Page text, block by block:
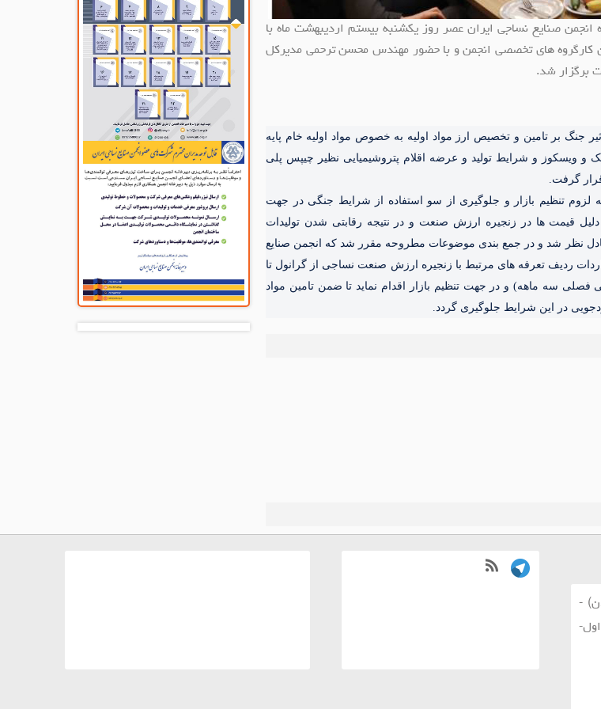
صنایع نساجی ایران عصر روز یکشنبه بیستم اردیبهشت ماه با
کارگروه های تخصصی انجمن و با حضور مهندس محسن ترحمی مدیرکل
برگزار شد.
بر تامین و تخصیص ارز مواد اولیه به خصوص مواد اولیه خام پایه
و ویسکوز و شرایط تولید و عرضه اقلام پتروشیمیایی نظیر چیپس پلی
گرفت.
تنظیم بازار و جلوگیری از سو استفاده از شرایط جنگی در جهت
قیمت ها در زنجیره ارزش صنعت و در نتیجه رقابتی شدن تولیدات
نظر شد و در جمع بندی موضوعات مطروحه مقرر شد که انجمن صنایع
ردیف تعرفه های مرتبط با زنجیره ارزش صنعت نساجی از گرانول تا
فصلی سه ماهه) و در جهت تنظیم بازار اقدام نماید تا ضمن تامین مواد
در این شرایط جلوگیری گردد.
-
8 -طبقه اول-